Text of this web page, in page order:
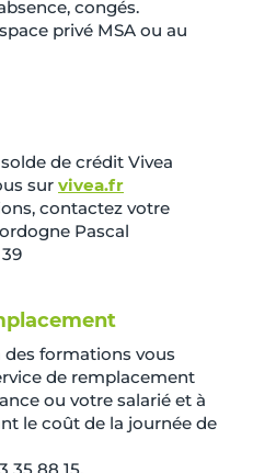
congés.
privé MSA ou au
de crédit Vivea
sur vivea.fr
contactez votre
Pascal
formations vous
de remplacement
ou votre salarié et à
le coût de la journée de